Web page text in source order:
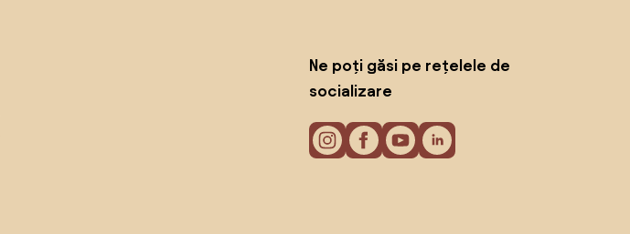
Ne poți găsi pe rețelele de
socializare